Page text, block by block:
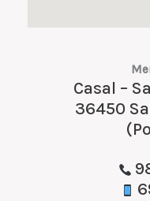
Casal –
36450